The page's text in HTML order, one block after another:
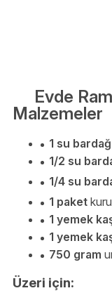
Evde
Malzemeler
1 su
1/2 su
1/4 su
1 paket
1 yemek
1 yemek
750 gram
Üzeri için: